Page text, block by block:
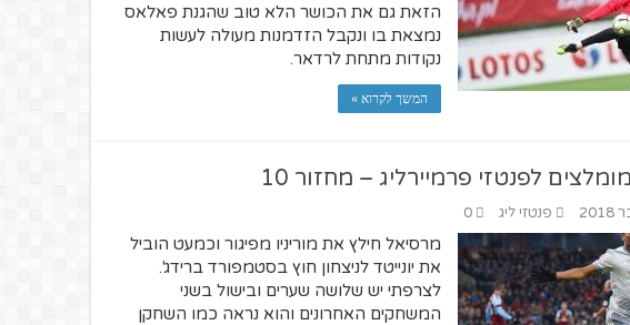
הזאת גם את הכושר הלא טוב שהגנת פאלאס
נמצאת בו ונקבל הזדמנות מעולה לעשות
נקודות מתחת לרדאר.
המשך לקרוא »
לפנטזי פרמיירליג – מחזור 10
פנטזי ליג 0
מרסיאל חילץ את מוריניו מפיגור וכמעט הוביל
את יונייטד לניצחון חוץ בסטמפורד ברידג'.
לצרפתי יש שלושה שערים ובישול בשני
המשחקים האחרונים והוא נראה כמו השחקן